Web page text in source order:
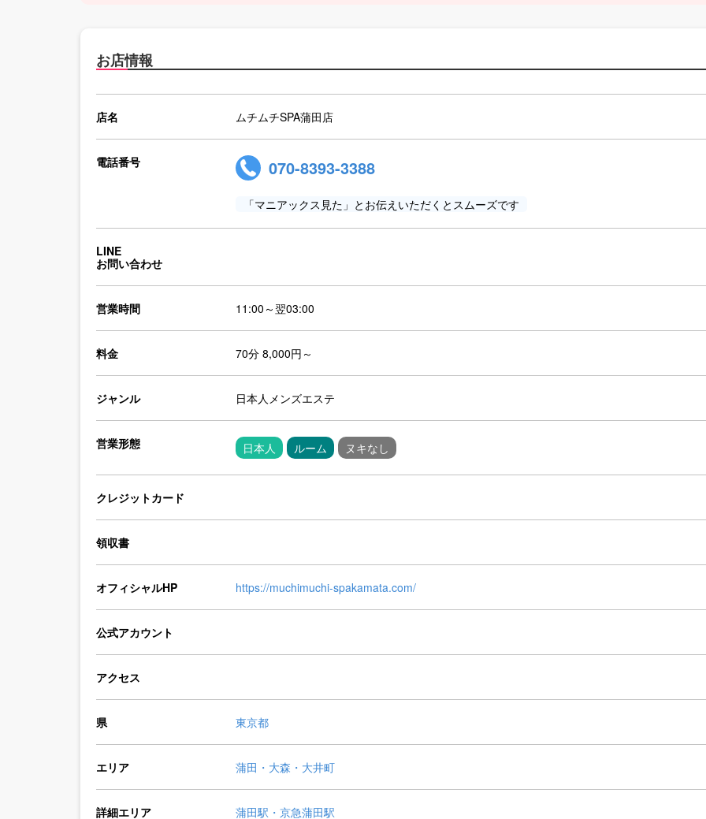
お店情報
店名 ムチムチSPA蒲田店
電話番号 070-8393-3388
「マニアックス見た」とお伝えいただくとスムーズです
LINE
お問い合わせ
営業時間 11:00～翌03:00
料金 70分 8,000円～
ジャンル 日本人メンズエステ
営業形態 日本人 ルーム ヌキなし
クレジットカード
領収書
オフィシャルHP https://muchimuchi-spakamata.com/
公式アカウント
アクセス
県 東京都
エリア 蒲田・大森・大井町
詳細エリア 蒲田駅・京急蒲田駅